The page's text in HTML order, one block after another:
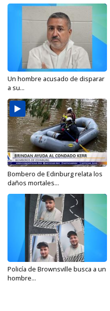
Un hombre acusado de disparar
a su...
Bombero de Edinburg relata los
daños mortales...
Policía de Brownsville busca a un
hombre...